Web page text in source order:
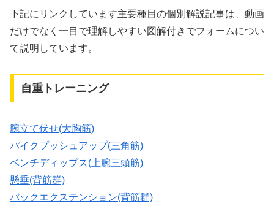
下記にリンクしています主要種目の個別解説記事は、動画
だけでなく一目で理解しやすい図解付きでフォームについ
て説明しています。
自重トレーニング
腕立て伏せ(大胸筋)
パイクプッシュアップ(三角筋)
ベンチディップス(上腕三頭筋)
懸垂(背筋群)
バックエクステンション(背筋群)